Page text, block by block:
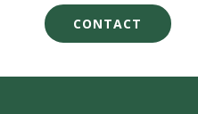
CONTACT